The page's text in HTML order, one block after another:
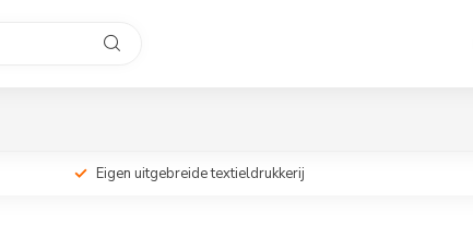
Eigen uitgebreide textieldrukkerij